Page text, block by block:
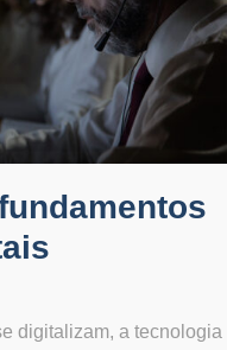
digitalizam, a tecnologia